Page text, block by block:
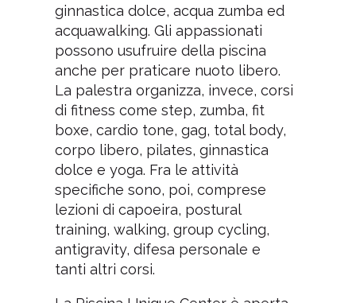
ginnastica dolce, acqua zumba ed
acquawalking. Gli appassionati
possono usufruire della piscina
anche per praticare nuoto libero.
La palestra organizza, invece, corsi
di fitness come step, zumba, fit
boxe, cardio tone, gag, total body,
corpo libero, pilates, ginnastica
dolce e yoga. Fra le attività
specifiche sono, poi, comprese
lezioni di capoeira, postural
training, walking, group cycling,
antigravity, difesa personale e
tanti altri corsi.